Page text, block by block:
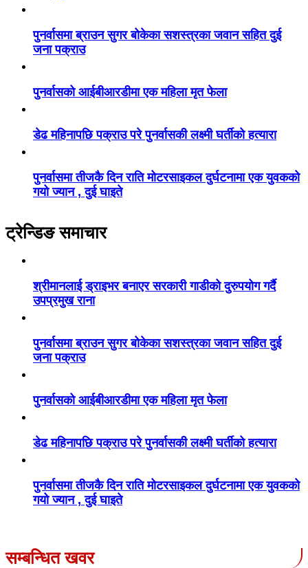
पुनर्वासमा ब्राउन सुगर बोकेका सशस्त्रका जवान सहित दुई
जना पक्राउ
पुनर्वासको आईबीआरडीमा एक महिला मृत फेला
डेढ महिनापछि पक्राउ परे पुनर्वासकी लक्ष्मी घर्तीको हत्यारा
पुनर्वासमा तीजकै दिन राति मोटरसाइकल दुर्घटनामा एक युवकको
गयो ज्यान , दुई घाइते
ट्रेन्डिङ समाचार
श्रीमानलाई ड्राइभर बनाएर सरकारी गाडीको दुरुपयोग गर्दै
उपप्रमुख राना
पुनर्वासमा ब्राउन सुगर बोकेका सशस्त्रका जवान सहित दुई
जना पक्राउ
पुनर्वासको आईबीआरडीमा एक महिला मृत फेला
डेढ महिनापछि पक्राउ परे पुनर्वासकी लक्ष्मी घर्तीको हत्यारा
पुनर्वासमा तीजकै दिन राति मोटरसाइकल दुर्घटनामा एक युवकको
गयो ज्यान , दुई घाइते
सम्बन्धित खवर